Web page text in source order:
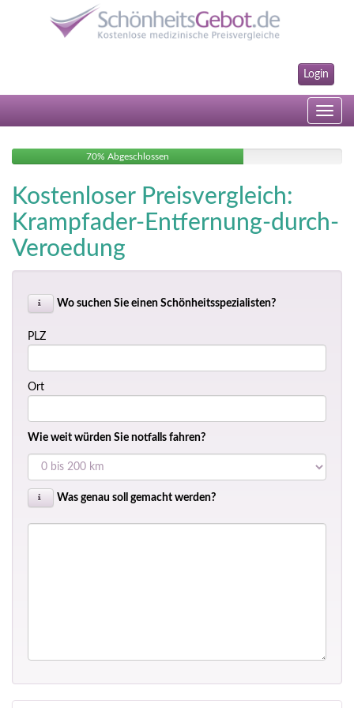
Login
Toggle
70% Abgeschlossen
Kostenloser Preisvergleich:
Krampfader-Entfernung-durch-
Veroedung
Wo suchen Sie einen Schönheitsspezialisten?
PLZ
Ort
Wie weit würden Sie notfalls fahren?
Was genau soll gemacht werden?